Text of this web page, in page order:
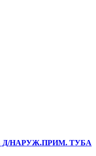
Д/НАРУЖ.ПРИМ. ТУБА